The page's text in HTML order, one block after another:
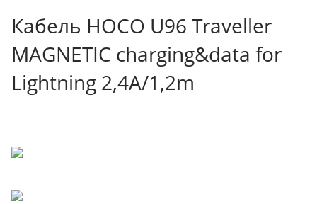
Кабель HOCO U96 Traveller
MAGNETIC charging&data for
Lightning 2,4A/1,2m